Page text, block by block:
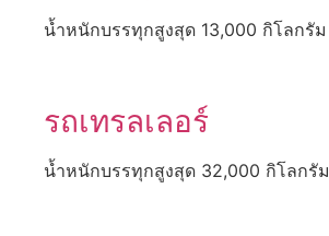
น้ำหนักบรรทุกสูงสุด 13,000 กิโลกรัม
รถเทรลเลอร์
น้ำหนักบรรทุกสูงสุด 32,000 กิโลกรัม